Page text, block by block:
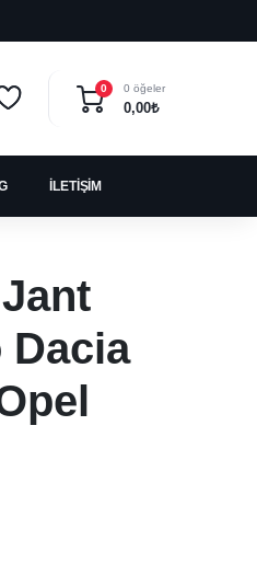
0 0 öğeler
0,00₺
İLETIŞIM
Dacia